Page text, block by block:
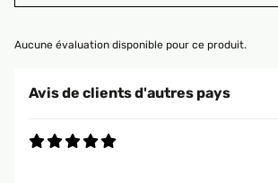
Aucune évaluation disponible pour ce produit.
Avis de clients d'autres pays